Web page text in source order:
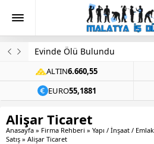
Evinde Ölü Bulundu
ALTIN6.660,55
EURO55,1881
Alişar Ticaret
Anasayfa » Firma Rehberi » Yapı / İnşaat / Emlak
Satış » Alişar Ticaret